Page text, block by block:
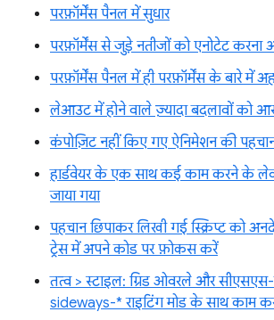
परफ़ॉर्मेंस पैनल में सुधार
परफ़ॉर्मेंस से जुड़े नतीजों को एनोटेट करना
परफ़ॉर्मेंस पैनल में ही परफ़ॉर्मेंस के बारे में
लेआउट में होने वाले ज़्यादा बदलावों को
कंपोज़िट नहीं किए गए ऐनिमेशन की
हार्डवेयर के एक साथ कई काम करने के
जाया गया
पहचान छिपाकर लिखी गई स्क्रिप्ट को
ट्रेस में अपने कोड पर फ़ोकस करें
तत्व > स्टाइल: ग्रिड ओवरले और सीएसएस-
sideways-* राइटिंग मोड के साथ काम